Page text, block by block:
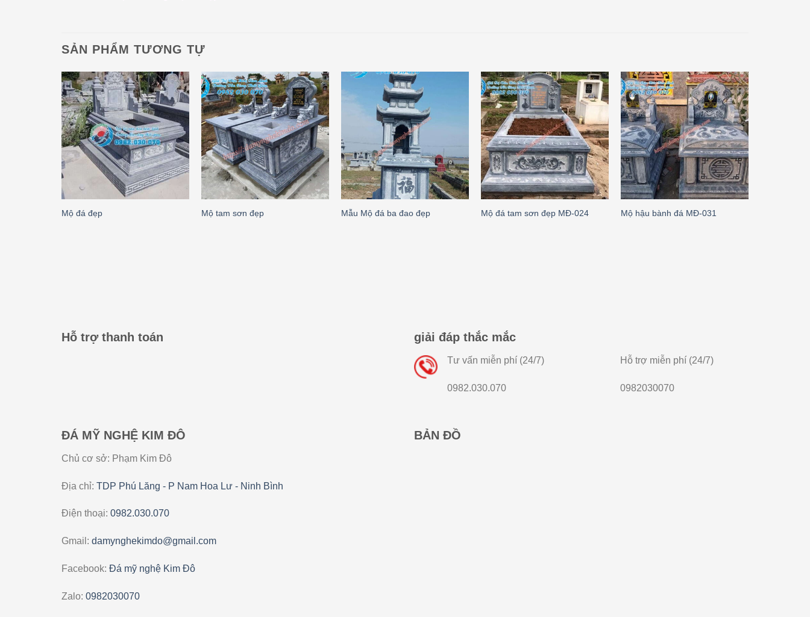
SẢN PHẨM TƯƠNG TỰ
Mộ đá đẹp Mộ tam sơn đẹp Mẫu Mộ đá ba đao đẹp Mộ đá tam sơn đẹp MĐ-024 Mộ hậu bành đá MĐ-031
Hỗ trợ thanh toán giải đáp thắc mắc
Tư vấn miễn phí (24/7)
0982.030.070
Hỗ trợ miễn phí (24/7)
0982030070
ĐÁ MỸ NGHỆ KIM ĐÔ
Chủ cơ sở: Phạm Kim Đô
Địa chỉ: TDP Phú Lăng - P Nam Hoa Lư - Ninh Bình
Điện thoại: 0982.030.070
Gmail: damynghekimdo@gmail.com
Facebook: Đá mỹ nghệ Kim Đô
Zalo: 0982030070
BẢN ĐỒ